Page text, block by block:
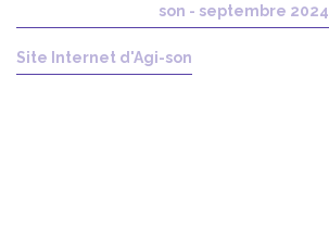
son - septembre 2024
Site Internet d'Agi-son